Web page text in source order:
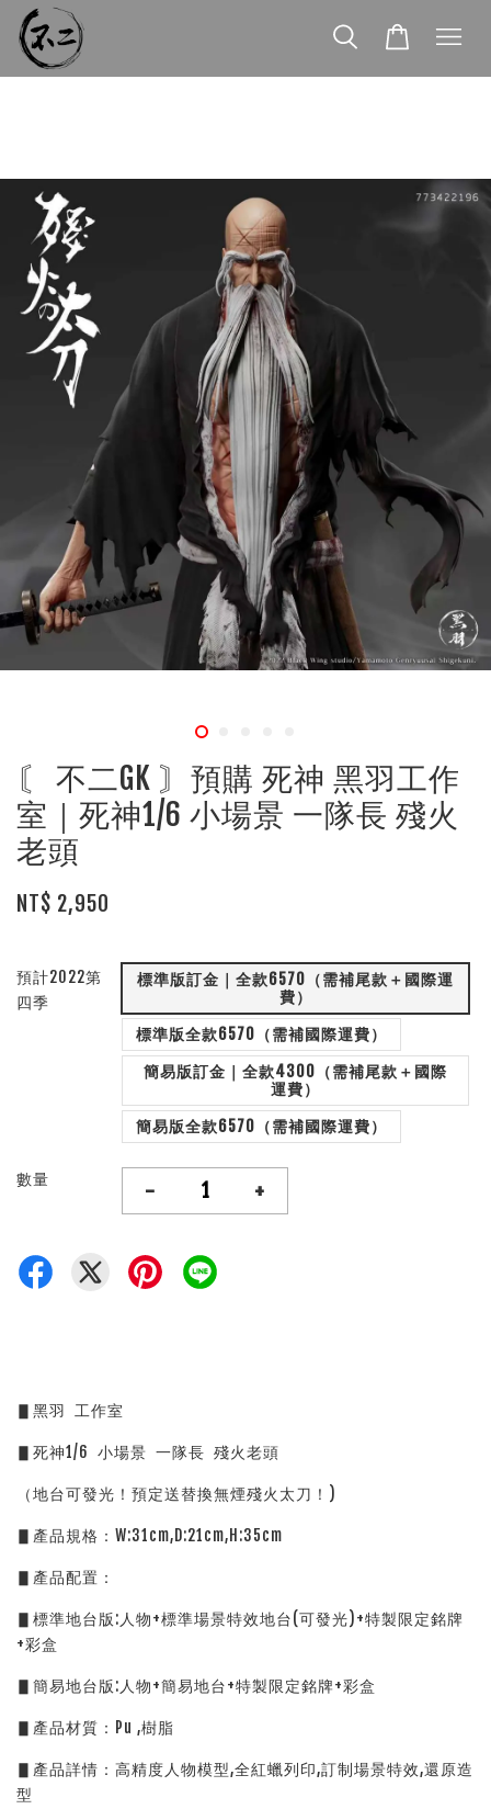
〘 不二GK 〙預購 死神 黑羽工作
室｜死神1/6 小場景 一隊長 殘火
老頭
NT$ 2,950
預計2022第
四季
標準版訂金｜全款6570（需補尾款＋國際運
費）
標準版全款6570（需補國際運費）
簡易版訂金｜全款4300（需補尾款＋國際
運費）
簡易版全款6570（需補國際運費）
數量 - +
▋黑羽  工作室
▋死神1/6  小場景  一隊長  殘火老頭
（地台可發光！預定送替換無煙殘火太刀！)
▋產品規格：W:31cm,D:21cm,H:35cm
▋產品配置：
▋標準地台版:人物+標準場景特效地台(可發光)+特製限定銘牌
+彩盒
▋簡易地台版:人物+簡易地台+特製限定銘牌+彩盒
▋產品材質：Pu ,樹脂
▋產品詳情：高精度人物模型,全紅蠟列印,訂制場景特效,還原造
型